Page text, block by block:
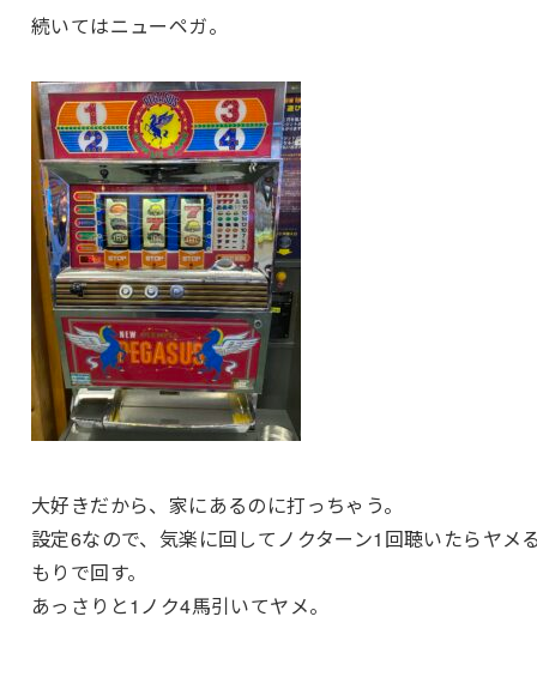
続いてはニューペガ。
大好きだから、家にあるのに打っちゃう。
設定6なので、気楽に回してノクターン1回聴いたらヤメ
もりで回す。
あっさりと1ノク4馬引いてヤメ。